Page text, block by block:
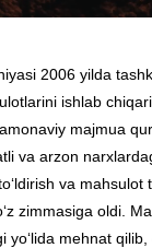
2006 yilda
ishlab
majmua
va arzon
va mahsulot
zimmasiga oldi.
yo‘lida mehnat